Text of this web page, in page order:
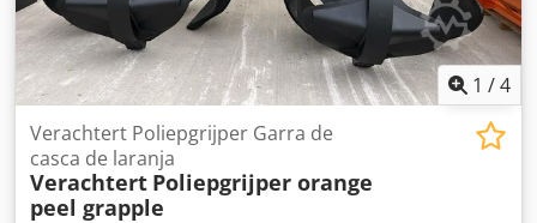
1 /4
Verachtert Poliepgrijper Garra de
casca de laranja
Verachtert Poliepgrijper orange
peel grapple